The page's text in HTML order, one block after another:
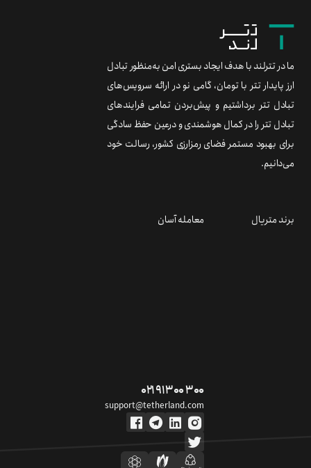
ما در تترلند با هدف ایجاد بستری امن به‌منظور تبادل
ارز پایدار تتر با تومان، گامی نو در ارائه سرویس‌های
تبادل تتر برداشتیم و پیش‌بردن تمامی فرایندهای
تبادل تتر را در کمال هوشمندی و درعین حفظ سادگی
برای بهبود مستمر فضای رمزارزی کشور، رسالت خود
می‌دانیم.
برند متریال معامله آسان
۰۲۱ ۹۱ ۳۰۰ ۳۰۰
support@tetherland.com